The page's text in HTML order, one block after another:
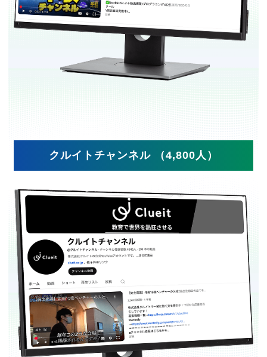
クルイトチャンネル （4,800人）